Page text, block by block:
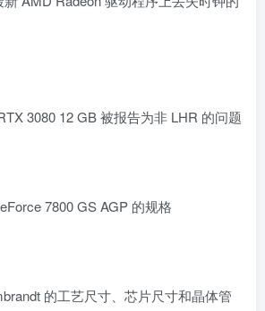
3080 12 GB 被报告为非 LHR 的问题
7800 GS AGP 的规格
的工艺尺寸、芯片尺寸和晶体管